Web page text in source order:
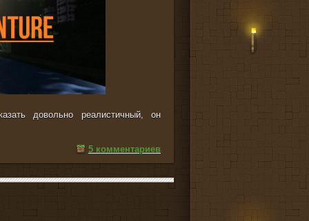
довольно реалистичный, он
5 комментариев